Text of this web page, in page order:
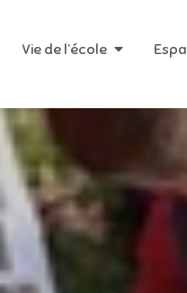
Vie de l’école